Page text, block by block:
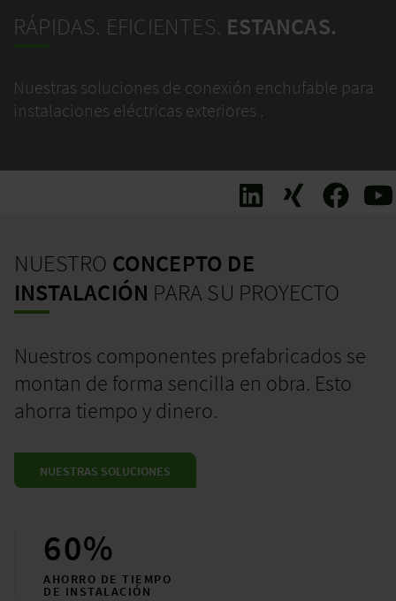
RÁPIDAS. EFICIENTES. ESTANCAS.
Nuestras soluciones de conexión enchufable para
instalaciones eléctricas exteriores .
NUESTRO CONCEPTO DE
INSTALACIÓN PARA SU PROYECTO
Nuestros componentes prefabricados se
montan de forma sencilla en obra. Esto
ahorra tiempo y dinero.
NUESTRAS SOLUCIONES
60%
AHORRO DE TIEMPO
DE INSTALACIÓN